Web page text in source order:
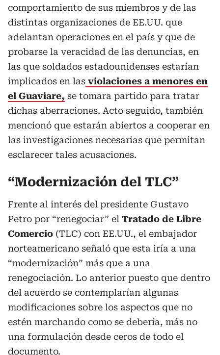
comportamiento de sus miembros y de las
distintas organizaciones de EE.UU. que
adelantan operaciones en el país y que de
probarse la veracidad de las denuncias, en
las que soldados estadounidenses estarían
implicados en las violaciones a menores en
el Guaviare, se tomara partido para tratar
dichas aberraciones. Acto seguido, también
mencionó que estarán abiertos a cooperar en
las investigaciones necesarias que permitan
esclarecer tales acusaciones.
“Modernización del TLC”
Frente al interés del presidente Gustavo
Petro por “renegociar” el Tratado de Libre
Comercio (TLC) con EE.UU., el embajador
norteamericano señaló que esta iría a una
“modernización” más que a una
renegociación. Lo anterior puesto que dentro
del acuerdo se contemplarían algunas
modificaciones sobre los aspectos que no
estén marchando como se debería, más no
una formulación desde ceros de todo el
documento.